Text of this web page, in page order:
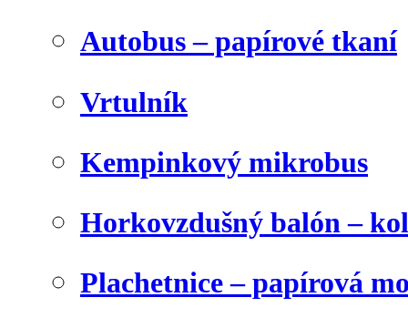
Autobus – papírové tkaní
Vrtulník
Kempinkový mikrobus
Horkovzdušný balón –
Plachetnice – papírová